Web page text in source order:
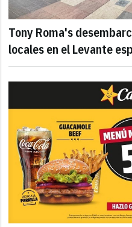
Tony Roma's
locales en el Levante